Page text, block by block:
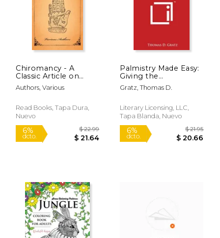
dcto. $ 34.19
Chiromancy - A
Classic Article on
Palm Reading (en
Inglés)
Authors, Various
Read Books, Tapa Dura,
Nuevo
Palmistry Made Easy:
Giving the
Fundamental
Principles in the
Hand 1909 (en Inglés)
Gratz, Thomas D.
Literary Licensing, LLC,
Tapa Blanda, Nuevo